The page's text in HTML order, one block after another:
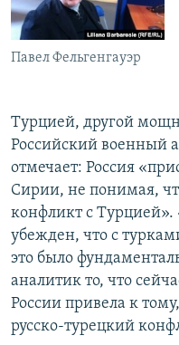
Павел Фельгенгауэр
Турцией, другой
Российский военный
отмечает: Россия
Сирии, не понимая,
конфликт с
убежден, что с
это было
аналитик то, что
России привела к
русско-турецкий